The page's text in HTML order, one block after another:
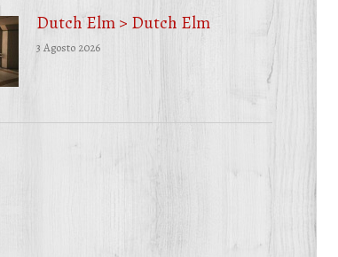
Dutch Elm > Dutch Elm
3 Agosto 2026